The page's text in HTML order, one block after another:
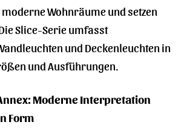
Wohnräume und setzen
Slice-Serie umfasst
und Deckenleuchten in
und Ausführungen.
Moderne Interpretation
Form